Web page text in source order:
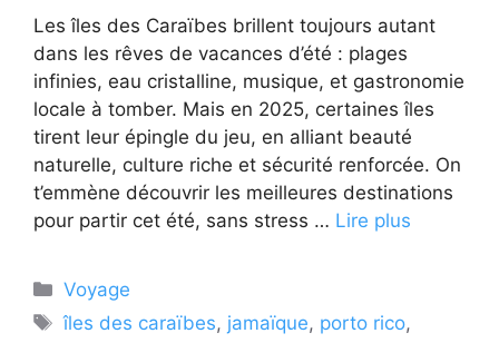
Les îles des Caraïbes brillent toujours autant
dans les rêves de vacances d’été : plages
infinies, eau cristalline, musique, et gastronomie
locale à tomber. Mais en 2025, certaines îles
tirent leur épingle du jeu, en alliant beauté
naturelle, culture riche et sécurité renforcée. On
t’emmène découvrir les meilleures destinations
pour partir cet été, sans stress … Lire plus
Catégories
Voyage
Étiquettes
îles des caraïbes, jamaïque, porto rico,